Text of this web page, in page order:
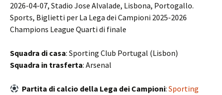
2026-04-07, Stadio Jose Alvalade, Lisbona, Portogallo.
Sports, Biglietti per La Lega dei Campioni 2025-2026
Champions League Quarti di finale
Squadra di casa: Sporting Club Portugal (Lisbon)
Squadra in trasferta: Arsenal
Partita di calcio della Lega dei Campioni:Sporting